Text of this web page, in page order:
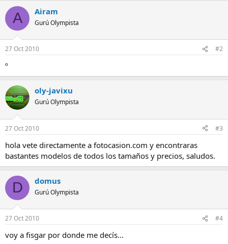
A Airam
Gurú Olympista
27 Oct 2010 #2
º
oly-javixu
Gurú Olympista
27 Oct 2010 #3
hola vete directamente a fotocasion.com y encontraras
bastantes modelos de todos los tamaños y precios, saludos.
D domus
Gurú Olympista
27 Oct 2010 #4
voy a fisgar por donde me decís...